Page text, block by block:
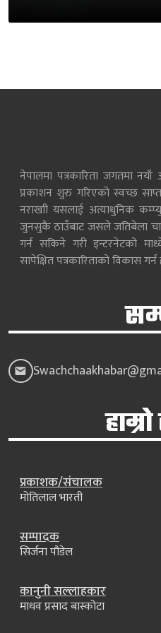
नेपालमा पत्रकारिता जगतमा
प्रकाशन शुरु गरिएको स्वच्छ
नराखाी यसलाई अत्याधुनिक
जुनसुकै ठाउँबाट जसले जतिबेला
गर्न सकिने गरी इन्टरनेटको
सापेक्षित पत्रकारिताको विकास
प्रकाशक/संचालक
मोतिलाल भारती
सम्पादक
सिर्जना पौडेल
कानुनी सल्लाहकार
माधव प्रसाद बास्कोटा